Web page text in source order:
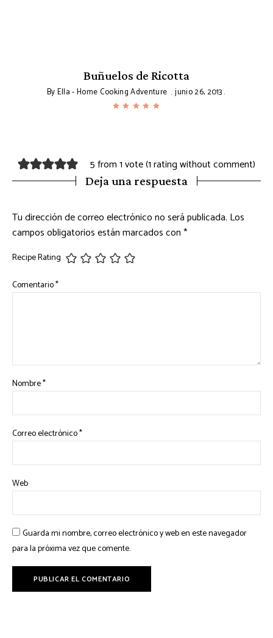
Buñuelos de Ricotta
ByElla - Home Cooking Adventure junio 26, 2013
5 from 1 vote (1 rating without comment)
Deja una respuesta
Tu dirección de correo electrónico no será publicada. Los
campos obligatorios están marcados con*
Recipe Rating
Comentario*
Nombre*
Correo electrónico*
Web
Guarda mi nombre, correo electrónico y web en este navegador
para la próxima vez que comente.